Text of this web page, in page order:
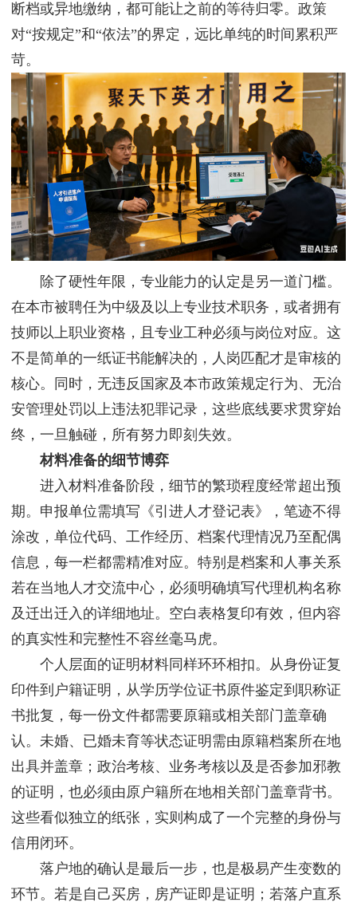
新
闻
资
讯
联
系
我
们
断档或异地缴纳，都可能让之前的等待归零。政策
对“按规定”和“依法”的界定，远比单纯的时间累积严
苛。
除了硬性年限，专业能力的认定是另一道门槛。
在本市被聘任为中级及以上专业技术职务，或者拥有
技师以上职业资格，且专业工种必须与岗位对应。这
不是简单的一纸证书能解决的，人岗匹配才是审核的
核心。同时，无违反国家及本市政策规定行为、无治
安管理处罚以上违法犯罪记录，这些底线要求贯穿始
终，一旦触碰，所有努力即刻失效。
材料准备的细节博弈
进入材料准备阶段，细节的繁琐程度经常超出预
期。申报单位需填写《引进人才登记表》，笔迹不得
涂改，单位代码、工作经历、档案代理情况乃至配偶
信息，每一栏都需精准对应。特别是档案和人事关系
若在当地人才交流中心，必须明确填写代理机构名称
及迁出迁入的详细地址。空白表格复印有效，但内容
的真实性和完整性不容丝毫马虎。
个人层面的证明材料同样环环相扣。从身份证复
印件到户籍证明，从学历学位证书原件鉴定到职称证
书批复，每一份文件都需要原籍或相关部门盖章确
认。未婚、已婚未育等状态证明需由原籍档案所在地
出具并盖章；政治考核、业务考核以及是否参加邪教
的证明，也必须由原户籍所在地相关部门盖章背书。
这些看似独立的纸张，实则构成了一个完整的身份与
信用闭环。
落户地的确认是最后一步，也是极易产生变数的
环节。若是自己买房，房产证即是证明；若落户直系